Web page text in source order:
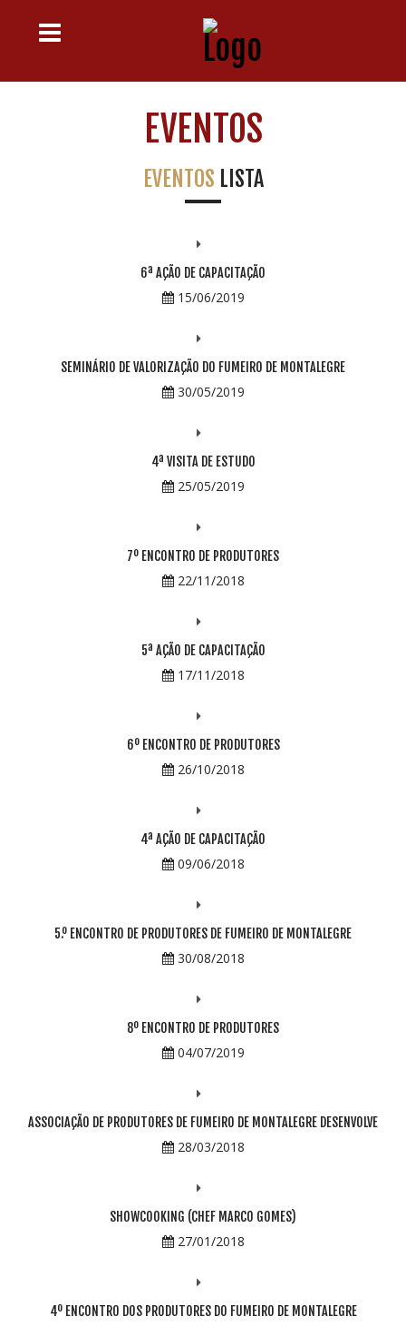
EVENTOS
EVENTOS LISTA
6ª AÇÃO DE CAPACITAÇÃO
15/06/2019
SEMINÁRIO DE VALORIZAÇÃO DO FUMEIRO DE MONTALEGRE
30/05/2019
4ª VISITA DE ESTUDO
25/05/2019
7º ENCONTRO DE PRODUTORES
22/11/2018
5ª AÇÃO DE CAPACITAÇÃO
17/11/2018
6º ENCONTRO DE PRODUTORES
26/10/2018
4ª AÇÃO DE CAPACITAÇÃO
09/06/2018
5.º ENCONTRO DE PRODUTORES DE FUMEIRO DE MONTALEGRE
30/08/2018
8º ENCONTRO DE PRODUTORES
04/07/2019
ASSOCIAÇÃO DE PRODUTORES DE FUMEIRO DE MONTALEGRE DESENVOLVE
28/03/2018
SHOWCOOKING (CHEF MARCO GOMES)
27/01/2018
4º ENCONTRO DOS PRODUTORES DO FUMEIRO DE MONTALEGRE